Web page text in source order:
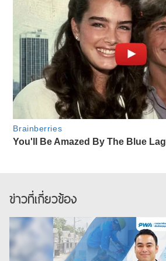
ข่าวที่เกี่ยวข้อง